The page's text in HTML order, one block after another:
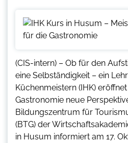
(CIS-intern) – Ob für den
eine Selbständigkeit – ein
Küchenmeistern (IHK)
Gastronomie neue
Bildungszentrum für
(BTG) der
in Husum informiert am 17.